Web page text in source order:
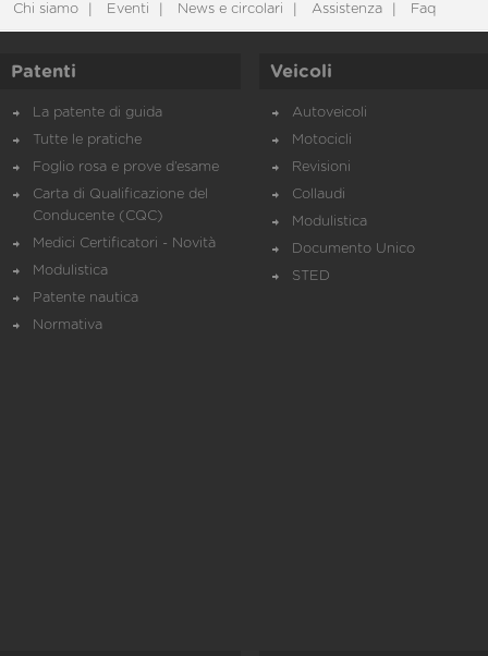
Chi siamo Eventi News e circolari Assistenza Faq
Patenti
La patente di guida
Tutte le pratiche
Foglio rosa e prove d’esame
Carta di Qualificazione del
Conducente (CQC)
Medici Certificatori - Novità
Modulistica
Patente nautica
Normativa
Veicoli
Autoveicoli
Motocicli
Revisioni
Collaudi
Modulistica
Documento Unico
STED